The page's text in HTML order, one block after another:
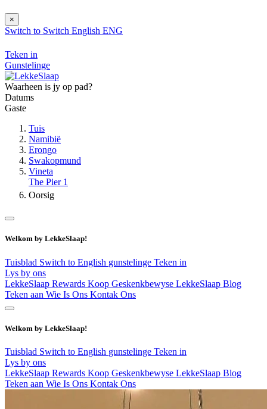
×
Switch to Switch English ENG
Teken in
Gunstelinge
Waarheen is jy op pad?
Datums
Gaste
Tuis
Namibië
Erongo
Swakopmund
Vineta
The Pier 1
Oorsig
Welkom by LekkeSlaap!
Tuisblad Switch to English gunstelinge Teken in
Lys by ons
LekkeSlaap Rewards Koop Geskenkbewyse LekkeSlaap Blog
Teken aan Wie Is Ons Kontak Ons
Welkom by LekkeSlaap!
Tuisblad Switch to English gunstelinge Teken in
Lys by ons
LekkeSlaap Rewards Koop Geskenkbewyse LekkeSlaap Blog
Teken aan Wie Is Ons Kontak Ons